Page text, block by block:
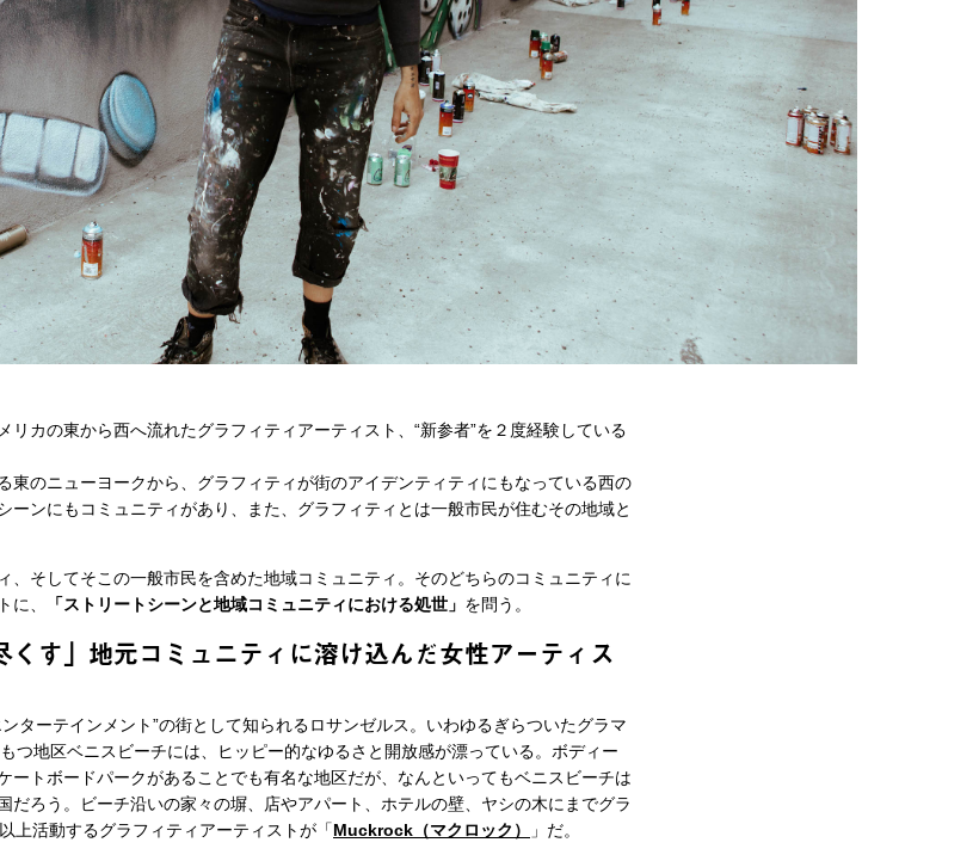
リカの東から西へ流れたグラフィティアーティスト、“新参者”を２度経験している
東のニューヨークから、グラフィティが街のアイデンティティにもなっている西の
ーンにもコミュニティがあり、また、グラフィティとは一般市民が住むその地域と
、そしてそこの一般市民を含めた地域コミュニティ。そのどちらのコミュニティに
に、
「ストリートシーンと地域コミュニティにおける処世」 を問う。
くす」地元コミュニティに溶け込んだ女性アーティス
ターテインメント”の街として知られるロサンゼルス。いわゆるぎらついたグラマ
つ地区ベニスビーチには、ヒッピー的なゆるさと開放感が漂っている。ボディー
ートボードパークがあることでも有名な地区だが、なんといってもベニスビーチは
だろう。ビーチ沿いの家々の塀、店やアパート、ホテルの壁、ヤシの木にまでグラ
上活動するグラフィティアーティストが「Muckrock（マクロック） 」だ。